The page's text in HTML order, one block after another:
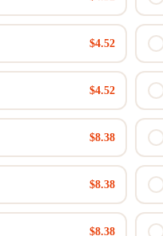
$4.52
$4.52
$8.38
$8.38
$8.38